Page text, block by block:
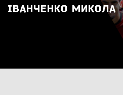
ІВАНЧЕНКО МИКОЛА